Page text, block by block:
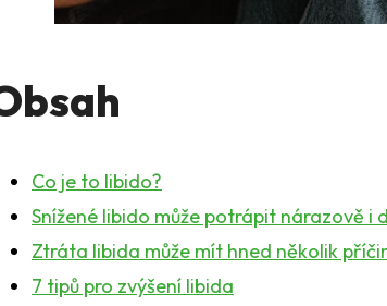
Co je to libido?
Snížené libido může potrápit nárazově i
Ztráta libida může mít hned několik
7 tipů pro zvýšení libida